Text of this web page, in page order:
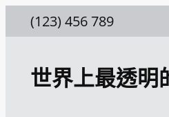
至
(123) 456 789
世界上最透明